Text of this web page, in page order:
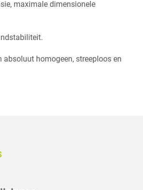
maximale dimensionele
absoluut homogeen, streeploos en